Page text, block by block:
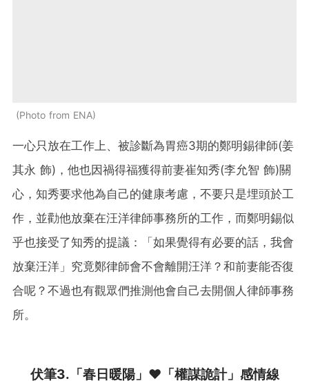
Photo from ENA
一心只放在工作上、被診斷為胃癌3期的鄭明錫律師(姜
其永 飾)，他也因禍得福獲得前妻崔知秀(李允智 飾)關
心，知秀要求他為自己的健康考慮，不要只是埋頭於工
作，並勸他放棄在汪洋律師事務所的工作，而鄭明錫似
乎也接受了知秀的提議：「如果覺得有必要的話，我會
放棄汪洋」究竟鄭律師會不會離開汪洋？和前妻能否復
合呢？不過也有觀眾們推測他會自己去開個人律師事務
所。
伏筆3.「春日暖陽」♥︎「權謀詭計」感情線